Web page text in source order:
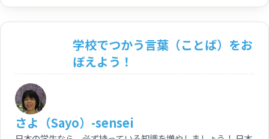
学校でつかう言葉（ことば）をお
ぼえよう！
さよ（Sayo）-sensei